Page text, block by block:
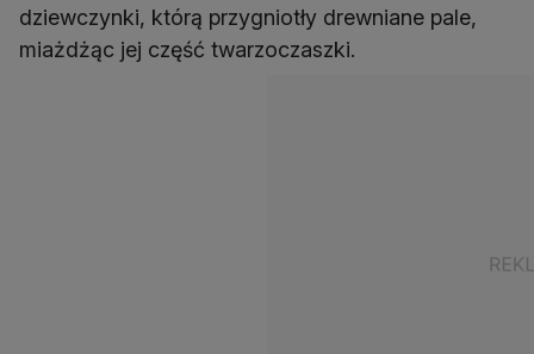
dziewczynki, którą przygniotły drewniane pale,
miażdżąc jej część twarzoczaszki.